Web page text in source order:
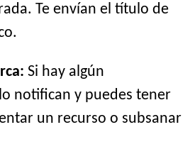
Te envían el título de
Si hay algún
notifican y puedes tener
un recurso o subsanar